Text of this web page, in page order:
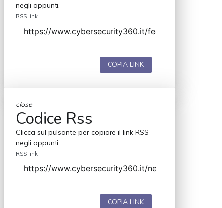
negli appunti.
RSS link
COPIA LINK
close
Codice Rss
Clicca sul pulsante per copiare il link RSS
negli appunti.
RSS link
COPIA LINK